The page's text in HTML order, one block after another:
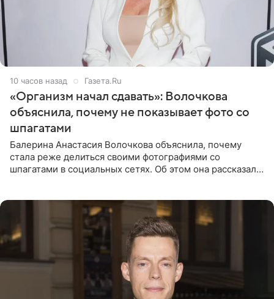
10 часов назад Газета.Ru
«Организм начал сдавать»: Волочкова
объяснила, почему не показывает фото со
шпагатами
Балерина Анастасия Волочкова объяснила, почему
стала реже делиться своими фотографиями со
шпагатами в социальных сетях. Об этом она рассказала